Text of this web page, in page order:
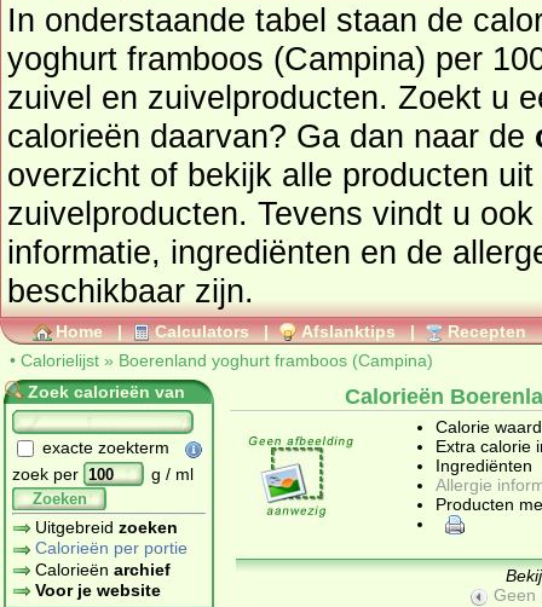
In onderstaande tabel staan de
yoghurt framboos (Campina) per
zuivel en zuivelproducten. Zoekt u een ander product en de
calorieën daarvan? Ga dan naar de
overzicht of bekijk alle
zuivelproducten. Tevens vindt u ook de uitgebreide calorie
informatie, ingrediënten en de
beschikbaar zijn.
Home | Calculators | Afslanktips | Recepten
• Calorielijst » Boerenland yoghurt framboos (Campina)
Zoek calorieën van
exacte zoekterm
zoek per
g / ml
Zoeken
Uitgebreid zoeken
Calorieën per portie
Calorieën archief
Voor je website
Calorieën
Calorie
Extra calorie
Ingrediënten
Allergie
Producten
Geen